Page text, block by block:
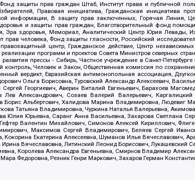
защиты прав граждан Штаб, Институт права и публичной
Правовая инициатива, Гражданская инициатива
информации, В защиту прав заключенных, Горячая Линия,
и защиты прав граждан, Благотворительный фонд
Эра здоровья, Мемориал, Аналитический Центр Юрия Левады,
человека, Фонд защиты гласности, Российский
центр, Гражданское действие, Центр
программ и проектов Совета Министров северных
прессы - Сибирь, Частное учреждение в Санкт-
Человек и Закон, Общественная комиссия по
вердикт, Евразийская антимонопольная ассоциация,
Ольга Борисовна, Туровский Александр Алексеевич,
Георгиевич, Аверин Виталий Евгеньевич, Барахоев
Александрович, Созаев Валерий Валерьевич,
Альбертович, Халидова Марина Владимировна, Людевиг
Татьяна Владимировна, Чуркина Наталья Валерьевна,
Юлия Юрьевна, Саранг Анна Васильевна, Захарова Светлана
Валентин Михайлович, Симонов Алексей Кириллович,
Максимов Сергей Владимирович, Беляев Сергей
Екатерина Алексеевна, Шуманов Илья Вячеславович,
Вячеславовна, Литинский Леонид Борисович, Лукашевский
Королева Александра Евгеньевна, Смирнов Владимир
Федоровна, Резник Генри Маркович, Захаров Герман